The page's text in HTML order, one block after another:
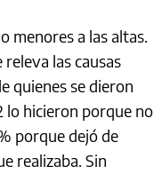
menores a las altas.
las causas
quienes se dieron
lo hicieron porque no
porque dejó de
realizaba. Sin